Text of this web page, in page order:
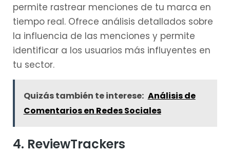
permite rastrear menciones de tu marca en
tiempo real. Ofrece análisis detallados sobre
la influencia de las menciones y permite
identificar a los usuarios más influyentes en
tu sector.
Quizás también te interese: Análisis de
Comentarios en Redes Sociales
4. ReviewTrackers